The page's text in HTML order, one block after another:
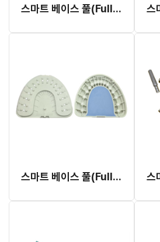
스마트 베이스 풀(Full) 기성품
스마트 베이스 풀(Full) 베이스 (반품 불가)